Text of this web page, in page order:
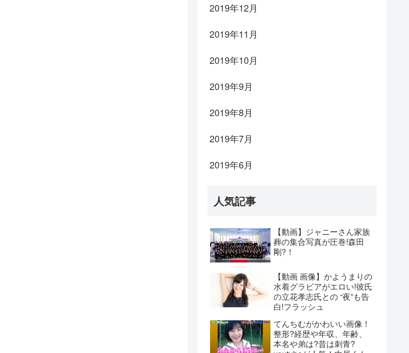
2019年12月
2019年11月
2019年10月
2019年9月
2019年8月
2019年7月
2019年6月
人気記事
【動画】ジャニーさん家族
葬の集合写真が圧巻!森田
剛?！
【動画 画像】かようまりの
水着グラビアがエロい!彼氏
の立花孝志氏との “夜”も告
白!フラッシュ
てんちむがかわいい画像！
整形?経歴や年収、年齢、
本名や弟は?昔は刺青?